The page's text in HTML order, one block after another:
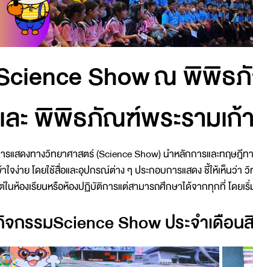
Show ณ พิพิธ
ละ พิพิธภัณฑ์พระรามเก้า
รแสดงทางวิทยาศาสตร์ (Science Show) นำหลักการและทฤษฎี
าใจง่าย โดยใช้สื่อและอุปกรณ์ต่าง ๆ ประกอบการแสดง ชี้ให้เห็นว่
ในห้องเรียนหรือห้องปฏิบัติการแต่สามารถศึกษาได้จากทุกที่ โดยเ
กรรมScience Show ประจำเดือน